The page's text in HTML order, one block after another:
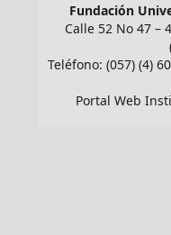
Fundación
Calle 52 No 47 –
Teléfono: (057) (4)
Portal Web